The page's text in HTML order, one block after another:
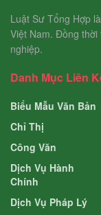
Luật Sư Tổng Hợp
Việt Nam. Đồng
nghiệp.
Danh Mục Liên
Biểu Mẫu Văn Bản
Chỉ Thị
Công Văn
Dịch Vụ Hành
Chính
Dịch Vụ Pháp Lý